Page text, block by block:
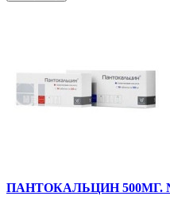
ПАНТОКАЛЬЦИН 500МГ.